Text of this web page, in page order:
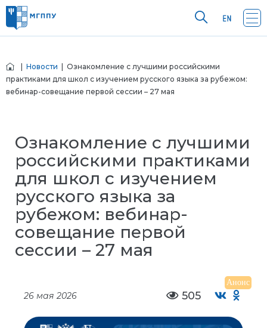
Новости | Ознакомление с лучшими российскими
практиками для школ с изучением русского языка за рубежом:
вебинар-совещание первой сессии – 27 мая
Ознакомление с лучшими
российскими практиками
для школ с изучением
русского языка за
рубежом: вебинар-
совещание первой
сессии – 27 мая
Анонс
26 мая 2026 505